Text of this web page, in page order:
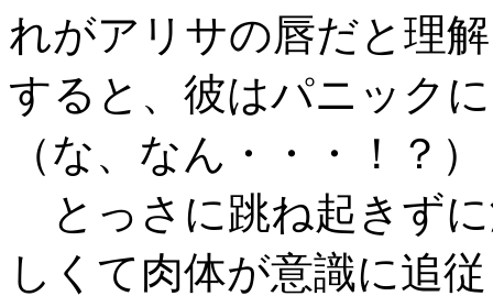
れがアリサの唇だと理解
すると、彼はパニック
（な、なん・・・！？）
とっさに跳ね起きず
しくて肉体が意識に追従